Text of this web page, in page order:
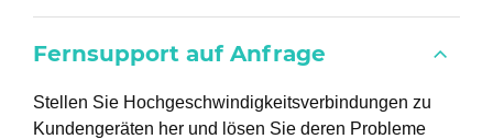
Fernsupport auf Anfrage
Stellen Sie Hochgeschwindigkeitsverbindungen zu
Kundengeräten her und lösen Sie deren Probleme